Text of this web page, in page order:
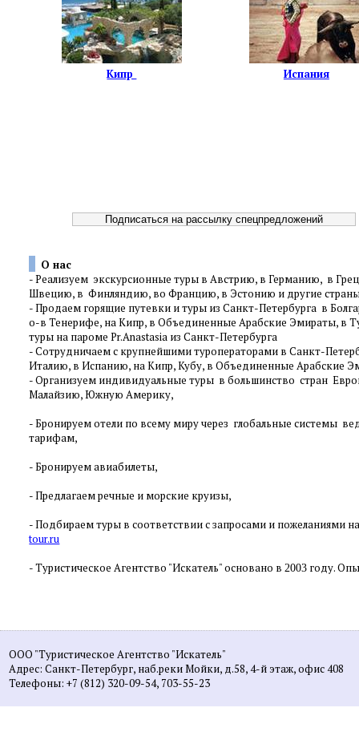
Кипр Испания
О нас
-Реализуем экскурсионные туры в Австрию, в Германию, в
Швецию, в Финляндию, во Францию, в Эстонию и другие
-Продаем горящие путевки и туры из Санкт-Петербурга в
о-в Тенерифе, на Кипр, в Объединенные Арабские Эмираты, в
туры на пароме Pr.Anastasia из Санкт-Петербурга
-Сотрудничаем с крупнейшими туроператорами в Санкт-
Италию, в Испанию, на Кипр, Кубу, в Объединенные Арабские
-Организуем индивидуальные туры в большинство стран
Малайзию, Южную Америку,
-Бронируем отели по всему миру через глобальные системы
тарифам,
-Бронируем авиабилеты,
-Предлагаем речные и морские круизы,
- Подбираем туры в соответствии с запросами и пожеланиями
tour.ru
- Туристическое Агентство "Искатель" основано в2003 году.
ООО "Туристическое Агентство "Искатель"
Адрес: Санкт-Петербург, наб.реки Мойки, д.58, 4-й этаж, офис 408
Телефоны: +7 (812) 320-09-54, 703-55-23